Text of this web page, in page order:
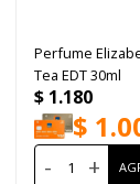
Perfume
Tea EDT 30ml
$ 1.180
$
- +